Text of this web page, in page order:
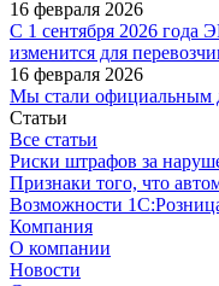
16 февраля 2026
С 1 сентября 2026 года
изменится для
16 февраля 2026
Мы стали официальным
Статьи
Все статьи
Риски штрафов за
Признаки того, что
Возможности
Компания
О компании
Новости